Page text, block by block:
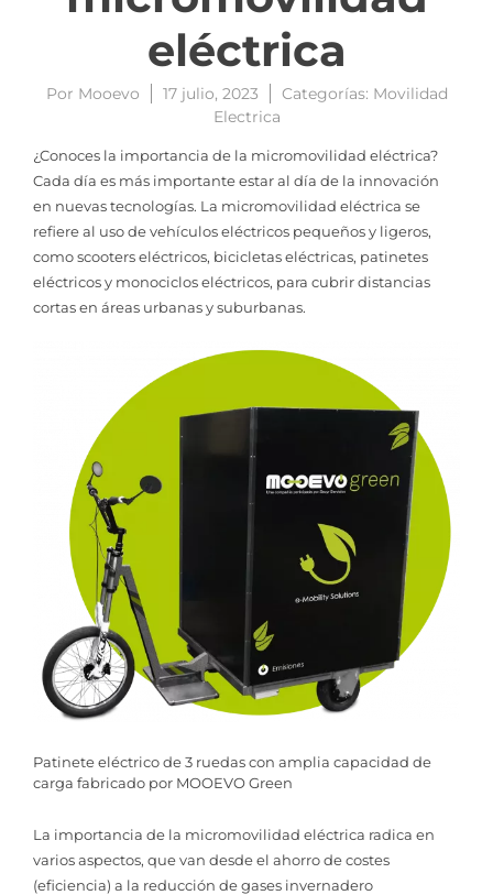
eléctrica
Por Mooevo 17 julio, 2023 Categorías: Movilidad
Electrica
¿Conoces la importancia de la micromovilidad eléctrica?
Cada día es más importante estar al día de la innovación
en nuevas tecnologías. La micromovilidad eléctrica se
refiere al uso de vehículos eléctricos pequeños y ligeros,
como scooters eléctricos, bicicletas eléctricas, patinetes
eléctricos y monociclos eléctricos, para cubrir distancias
cortas en áreas urbanas y suburbanas.
Patinete eléctrico de 3 ruedas con amplia capacidad de
carga fabricado por MOOEVO Green
La importancia de la micromovilidad eléctrica radica en
varios aspectos, que van desde el ahorro de costes
(eficiencia) a la reducción de gases invernadero